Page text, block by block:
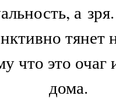
а
тянет
что это очаг
дома.